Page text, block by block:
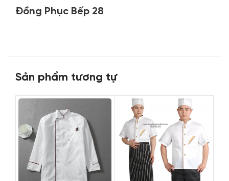
Đồng Phục Bếp 28
Sản phẩm tương tự